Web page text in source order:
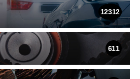
12312
611